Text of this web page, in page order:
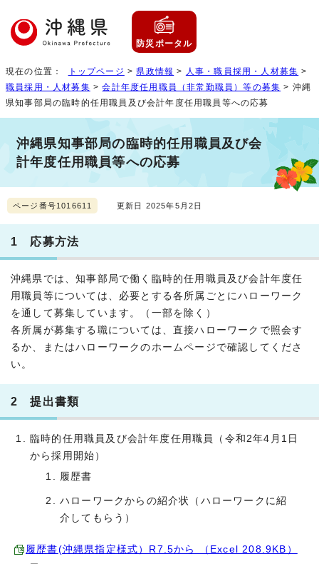
防災ポータル
現在の位置： トップページ > 県政情報 > 人事・職員採用・人材募集 >
職員採用・人材募集 >会計年度任用職員（非常勤職員）等の募集 > 沖縄
県知事部局の臨時的任用職員及び会計年度任用職員等への応募
沖縄県知事部局の臨時的任用職員及び会
計年度任用職員等への応募
ページ番号1016611 更新日 2025年5月2日
1 応募方法
沖縄県では、知事部局で働く臨時的任用職員及び会計年度任
用職員等については、必要とする各所属ごとにハローワーク
を通して募集しています。（一部を除く）
各所属が募集する職については、直接ハローワークで照会す
るか、またはハローワークのホームページで確認してくださ
い。
2 提出書類
臨時的任用職員及び会計年度任用職員（令和2年4月1日
から採用開始）
履歴書
ハローワークからの紹介状（ハローワークに紹
介してもらう）
履歴書(沖縄県指定様式）R7.5から （Excel 208.9KB）